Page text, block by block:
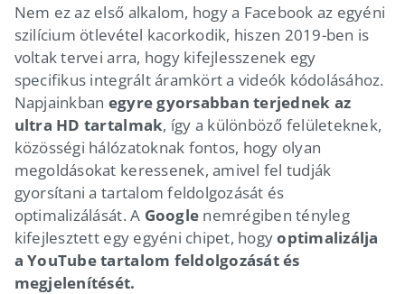
Nem ez az első alkalom, hogy a Facebook az egyéni
szilícium ötlevétel kacorkodik, hiszen 2019-ben is
voltak tervei arra, hogy kifejlesszenek egy
specifikus integrált áramkört a videók kódolásához.
Napjainkban egyre gyorsabban terjednek az
ultra HD tartalmak, így a különböző felületeknek,
közösségi hálózatoknak fontos, hogy olyan
megoldásokat keressenek, amivel fel tudják
gyorsítani a tartalom feldolgozását és
optimalizálását. A Google nemrégiben tényleg
kifejlesztett egy egyéni chipet, hogyoptimalizálja
a YouTube tartalom feldolgozását és
megjelenítését.